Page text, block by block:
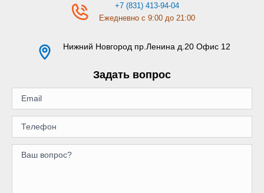
+7 (831) 413-94-04
Ежедневно с 9:00 до 21:00
Нижний Новгород пр.Ленина д.20 Офис 12
Задать вопрос